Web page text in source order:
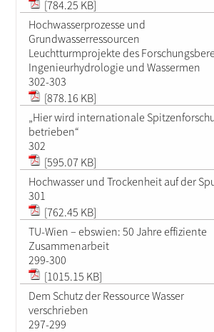
[784.25 KB]
Hochwasserprozesse und
Grundwasserressourcen
Leuchtturmprojekte des
Ingenieurhydrologie und Wassermen
302-303
[878.16 KB]
„Hier wird internationale
betrieben“
302
[595.07 KB]
Hochwasser und Trockenheit auf der
301
[762.45 KB]
TU-Wien – ebswien: 50 Jahre effiziente
Zusammenarbeit
299-300
[1015.15 KB]
Dem Schutz der Ressource Wasser
verschrieben
297-299